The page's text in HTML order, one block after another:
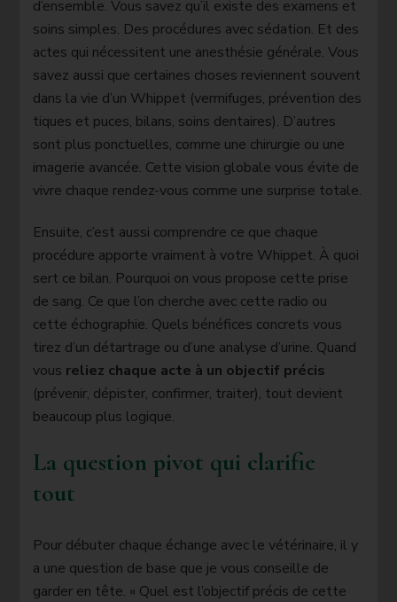
d’ensemble. Vous savez qu’il existe des examens et
soins simples. Des procédures avec sédation. Et des
actes qui nécessitent une anesthésie générale. Vous
savez aussi que certaines choses reviennent souvent
dans la vie d’un Whippet (vermifuges, prévention des
tiques et puces, bilans, soins dentaires). D’autres
sont plus ponctuelles, comme une chirurgie ou une
imagerie avancée. Cette vision globale vous évite de
vivre chaque rendez-vous comme une surprise totale.
Ensuite, c’est aussi comprendre ce que chaque
procédure apporte vraiment à votre Whippet. À quoi
sert ce bilan. Pourquoi on vous propose cette prise
de sang. Ce que l’on cherche avec cette radio ou
cette échographie. Quels bénéfices concrets vous
tirez d’un détartrage ou d’une analyse d’urine. Quand
vous reliez chaque acte à un objectif précis
(prévenir, dépister, confirmer, traiter), tout devient
beaucoup plus logique.
La question pivot qui clarifie
tout
Pour débuter chaque échange avec le vétérinaire, il y
a une question de base que je vous conseille de
garder en tête. « Quel est l’objectif précis de cette